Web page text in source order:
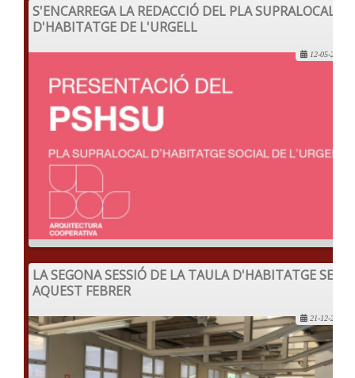
S'ENCARREGA LA REDACCIÓ DEL PLA SUPRALOCAL
D'HABITATGE DE L'URGELL
12-05-2022
LA SEGONA SESSIÓ DE LA TAULA D'HABITATGE SERÀ
AQUEST FEBRER
21-12-2021